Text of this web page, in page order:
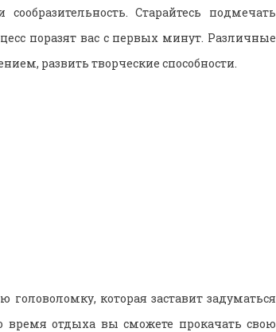
Старайтесь подмечать
поразят вас с первых минут. Различные
развить творческие способности.
которая заставит задуматься
отдыха вы сможете прокачать свою